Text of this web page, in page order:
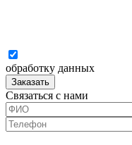
обработку данных
Заказать
Связаться с нами